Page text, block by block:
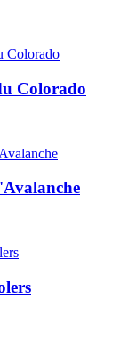
Colorado